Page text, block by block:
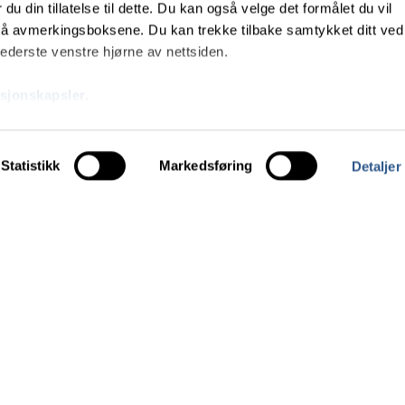
din tillatelse til dette. Du kan også velge det formålet du vil
avmerkingsboksene. Du kan trekke tilbake samtykket ditt
venstre hjørne av nettsiden.
Statistikk Markedsføring Detaljer
de fire grenseovergangene med tog.